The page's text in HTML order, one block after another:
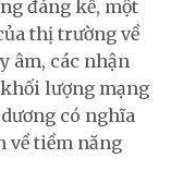
đáng kể, một
thị trường về
âm, các nhận
lượng mạng
có nghĩa
về tiềm năng